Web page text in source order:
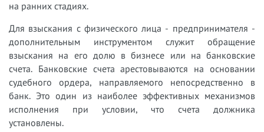
на ранних стадиях.
Для взыскания с физического лица - предпринимателя -
дополнительным инструментом служит обращение
взыскания на его долю в бизнесе или на банковские
счета. Банковские счета арестовываются на основании
судебного ордера, направляемого непосредственно в
банк. Это один из наиболее эффективных механизмов
исполнения при условии, что счета должника
установлены.